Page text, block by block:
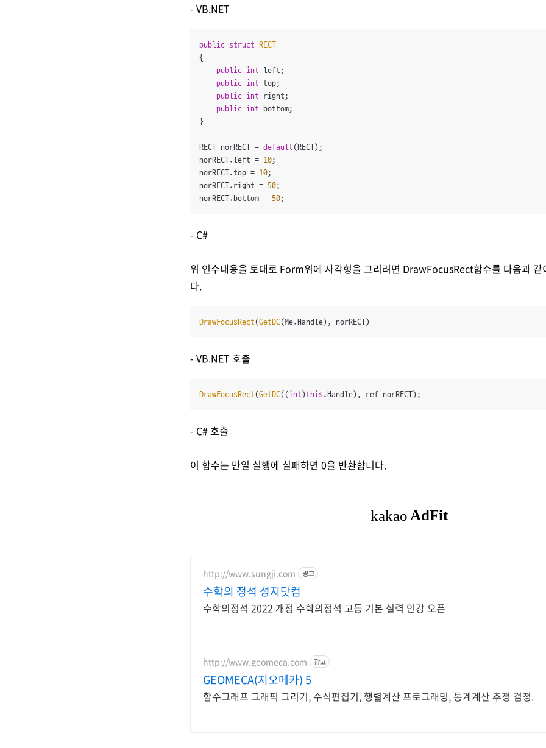
- VB.NET
public struct
RECT
{
public int left;
public int top;
public int right;
public int bottom;
}
RECT norRECT = default(RECT);
norRECT.left = 10;
norRECT.top = 10;
norRECT.right = 50;
norRECT.bottom = 50;
- C#
위 인수내용을 토대로 Form위에 사각형을 그리려면 DrawFocusRect함수를 다음과 같
다.
DrawFocusRect(GetDC(Me.Handle), norRECT)
- VB.NET 호출
DrawFocusRect(GetDC((int )this .Handle), ref norRECT);
- C# 호출
이 함수는 만일 실행에 실패하면 0을 반환합니다.
http://www.sungji.com 광고
수학의 정석 성지닷컴
수학의정석 2022 개정 수학의정석 고등 기본 실력 인강 오픈
http://www.geomeca.com 광고
GEOMECA(지오메카) 5
함수그래프 그래픽 그리기, 수식편집기, 행렬계산 프로그래밍, 통계계산 추정 검정.